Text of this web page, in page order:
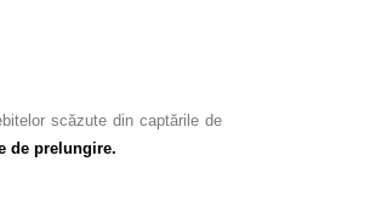
scăzute din captările de
de prelungire.